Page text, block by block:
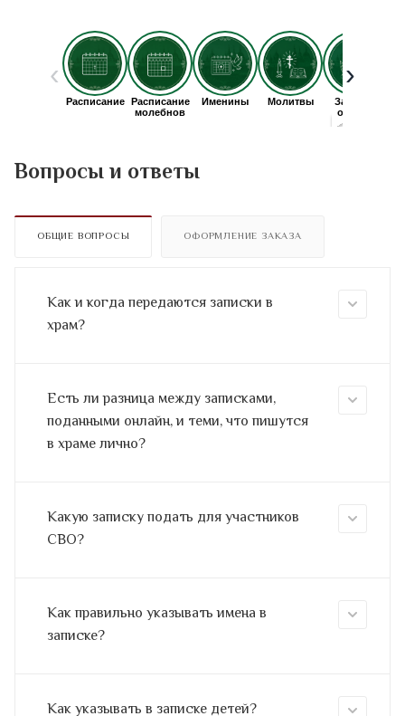
Вопросы и ответы
ОБЩИЕ ВОПРОСЫ ОФОРМЛЕНИЕ ЗАКАЗА
Как и когда передаются записки в
храм?
Есть ли разница между записками,
поданными онлайн, и теми, что пишутся
в храме лично?
Какую записку подать для участников
СВО?
Как правильно указывать имена в
записке?
Как указывать в записке детей?